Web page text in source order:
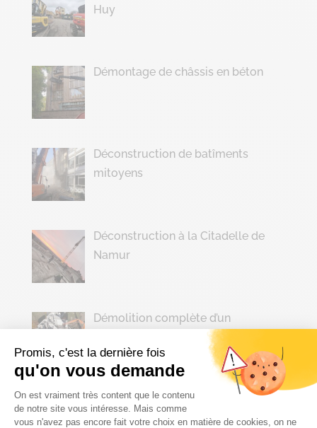
Promis, c'est la dernière fois
qu'on vous demande
Plateforme de Gestion du
On est vraiment très content que le contenu
de notre site vous intéresse. Mais comme
vous n'avez pas encore fait votre choix en matière de cookies, on ne
Huy
Démontage de châssis en béton
Déconstruction de batîments
mitoyens
Déconstruction à la Citadelle de
Namur
Démolition complète d’un
ensemble de bâtiments
Démolition d’un immeuble de 7 étages dans le
centre ville de Liège